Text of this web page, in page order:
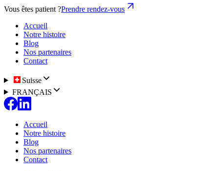
Vous êtes patient ?Prendre rendez-vous
Accueil
Notre histoire
Blog
Nos partenaires
Contact
Suisse
FRANÇAIS
Accueil
Notre histoire
Blog
Nos partenaires
Contact